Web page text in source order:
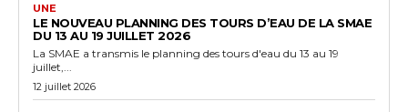
UNE
LE NOUVEAU PLANNING DES TOURS D’EAU DE LA SMAE
DU 13 AU 19 JUILLET 2026
La SMAE a transmis le planning des tours d'eau du 13 au 19
juillet,...
12 juillet 2026